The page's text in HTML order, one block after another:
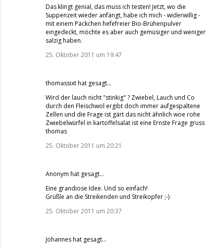
Das klingt genial, das muss ich testen! Jetzt, wo die
Suppenzeit wieder anfängt, habe ich mich - widerwillig -
mit einem Päckchen hefefreier Bio-Brühenpulver
eingedeckt, möchte es aber auch gemüsiger und weniger
salzig haben.
25. Oktober 2011 um 19:47
thomassixthat gesagt…
Wird der lauch nicht "stinkig" ? Zwiebel, Lauch und Co
durch den Fleischwol ergibt doch immer aufgespaltene
Zellen und die Frage ist gärt das nicht ähnlich woe rohe
Zwiebelwürfel in kartoffelsalat ist eine Ernste Frage gruss
thomas
25. Oktober 2011 um 20:21
Anonym hat gesagt…
Eine grandiose Idee. Und so einfach!
Grüßle an die Streikenden und Streikopfer ;-)
25. Oktober 2011 um 20:37
Johanneshat gesagt…